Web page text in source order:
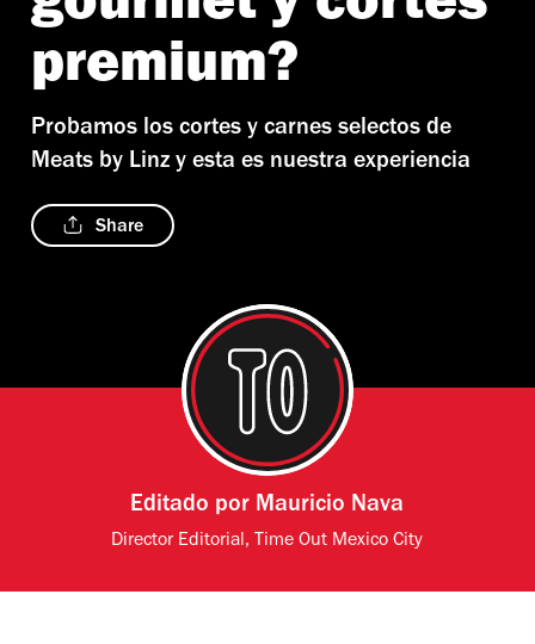
premium?
Probamos los cortes y carnes selectos de
Meats by Linz y esta es nuestra experiencia
Share
Editado por Mauricio Nava
Director Editorial, Time Out Mexico City